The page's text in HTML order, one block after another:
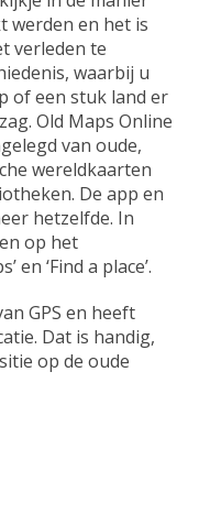
werden en het is
verleden te
waarbij u
of een stuk land er
Old Maps Online
van oude,
wereldkaarten
De app en
hetzelfde. In
op het
en ‘Find a place’.
GPS en heeft
Dat is handig,
op de oude